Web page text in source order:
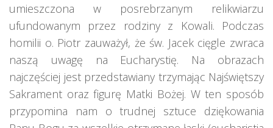
umieszczona w posrebrzanym relikwiarzu
ufundowanym przez rodziny z Kowali. Podczas
homilii o. Piotr zauważył, że św. Jacek cięgle zwraca
naszą uwagę na Eucharystię. Na obrazach
najczęściej jest przedstawiany trzymając Najświętszy
Sakrament oraz figurę Matki Bożej. W ten sposób
przypomina nam o trudnej sztuce dziękowania